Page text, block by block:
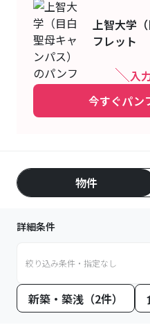
上智大学（
フレット
入
今すぐパン
物件
詳細条件
絞り込み条件・指定なし
新築・築浅（2件）